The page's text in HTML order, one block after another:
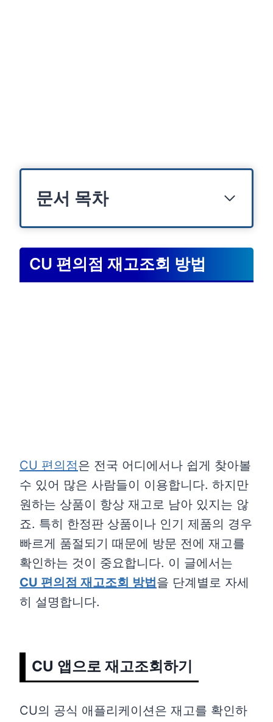
문서 목차
CU 편의점 재고조회 방법
CU 편의점은 전국 어디에서나 쉽게 찾아볼
수 있어 많은 사람들이 이용합니다. 하지만
원하는 상품이 항상 재고로 남아 있지는 않
죠. 특히 한정판 상품이나 인기 제품의 경우
빠르게 품절되기 때문에 방문 전에 재고를
확인하는 것이 중요합니다. 이 글에서는
CU 편의점 재고조회 방법을 단계별로 자세
히 설명합니다.
CU 앱으로 재고조회하기
CU의 공식 애플리케이션은 재고를 확인하